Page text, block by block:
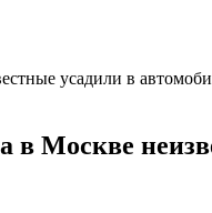
усадили в
Москве